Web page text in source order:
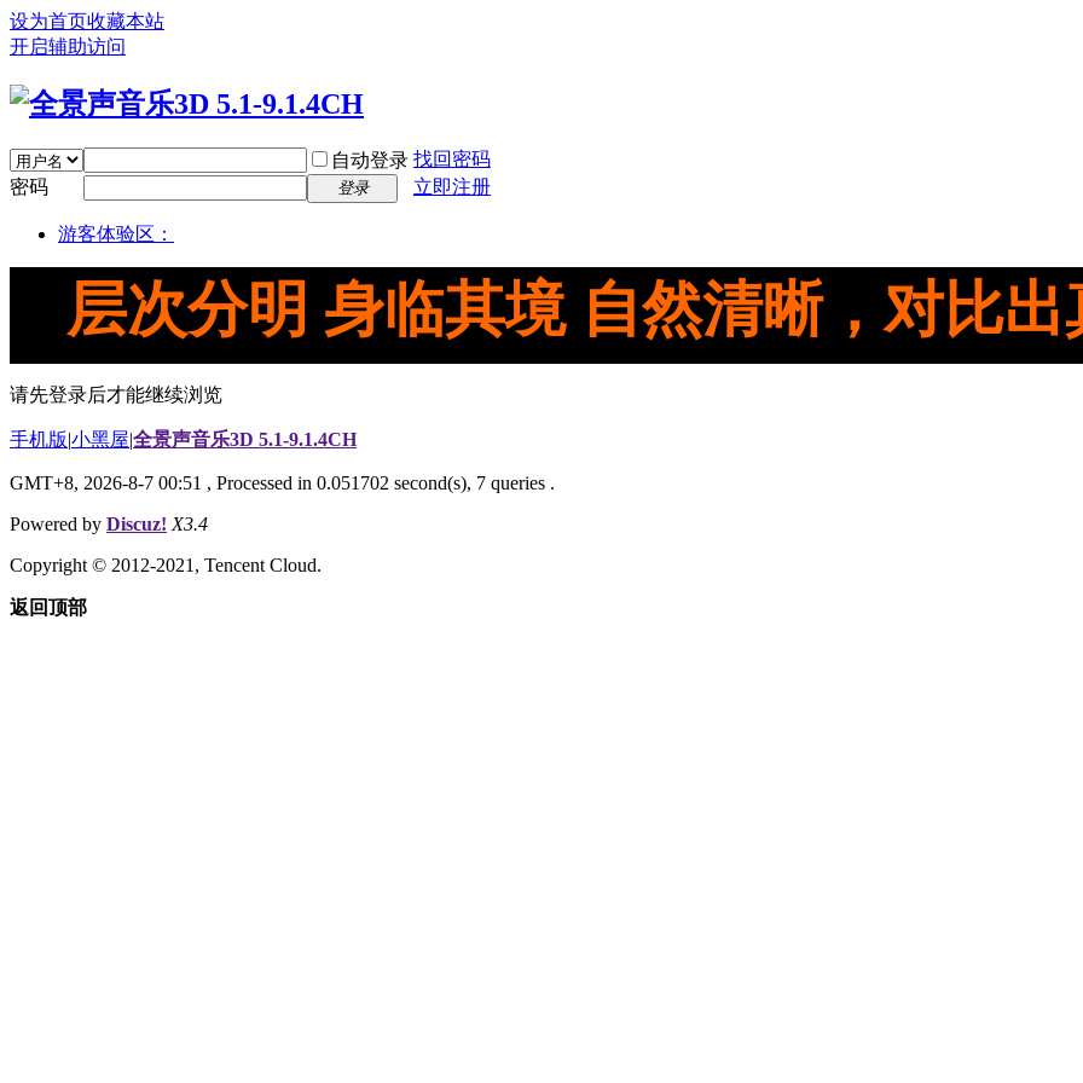
设为首页收藏本站
开启辅助访问
自动登录 找回密码
密码
登录 立即注册
游客体验区：
层次分明 身临其境 自然清晰，对比出
请先登录后才能继续浏览
手机版|小黑屋|全景声音乐3D 5.1-9.1.4CH
GMT+8, 2026-8-7 00:51 , Processed in 0.051702 second(s), 7 queries .
Powered by Discuz! X3.4
Copyright © 2012-2021, Tencent Cloud.
返回顶部